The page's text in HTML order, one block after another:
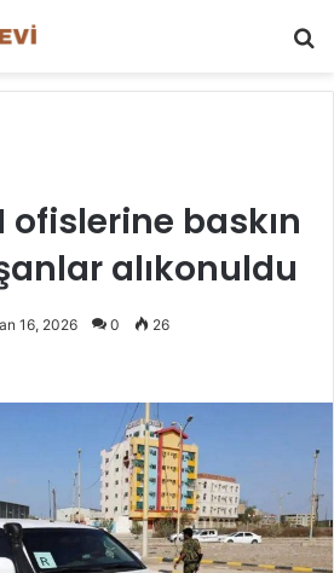
ofislerine baskın
alıkonuldu
16, 2026 0 26